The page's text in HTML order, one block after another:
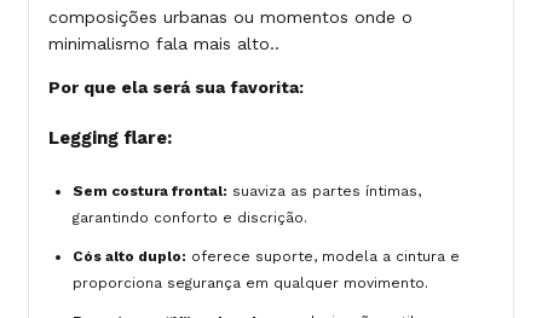
composições urbanas ou momentos onde o
minimalismo fala mais alto..
Por que ela será sua favorita:
Legging flare:
Sem costura frontal: suaviza as partes íntimas,
garantindo conforto e discrição.
Cós alto duplo: oferece suporte, modela a cintura e
proporciona segurança em qualquer movimento.